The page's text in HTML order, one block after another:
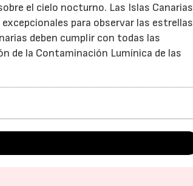
el cielo nocturno. Las Islas Canarias
para observar las estrellas
deben cumplir con todas las
de la Contaminación Lumínica de las